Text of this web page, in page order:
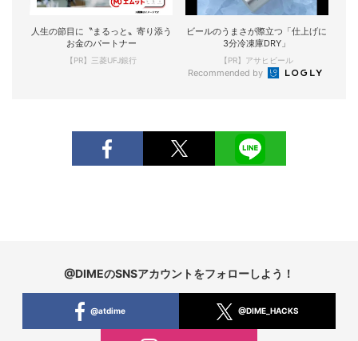
人生の節目に〝まるっと〟寄り添う
お金のパートナー
【PR】三菱UFJ銀行
ビールのうまさが際立つ「仕上げに
3分冷凍庫DRY」
【PR】アサヒビール
Recommended by
@DIMEのSNSアカウントをフォローしよう！
@atdime @DIME_HACKS